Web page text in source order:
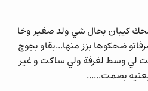
كيبان بحال شي ولد صغير وخا
ضحكوها بزز منها...بقاو بجوج
لي وسط لغرفة ولي ساكت و غير
بصمت......